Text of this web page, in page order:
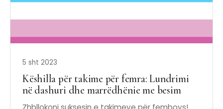
5 sht 2023
Këshilla për takime për femra: Lundrimi
në dashuri dhe marrëdhënie me besim